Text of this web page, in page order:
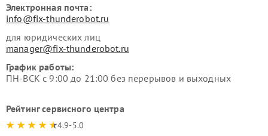
Электронная почта:
info@fix-thunderobot.ru
для юридических лиц
manager@fix-thunderobot.ru
График работы:
ПН-ВСК с 9:00 до 21:00 без перерывов и выходных
Рейтинг сервисного центра
4.9-5.0